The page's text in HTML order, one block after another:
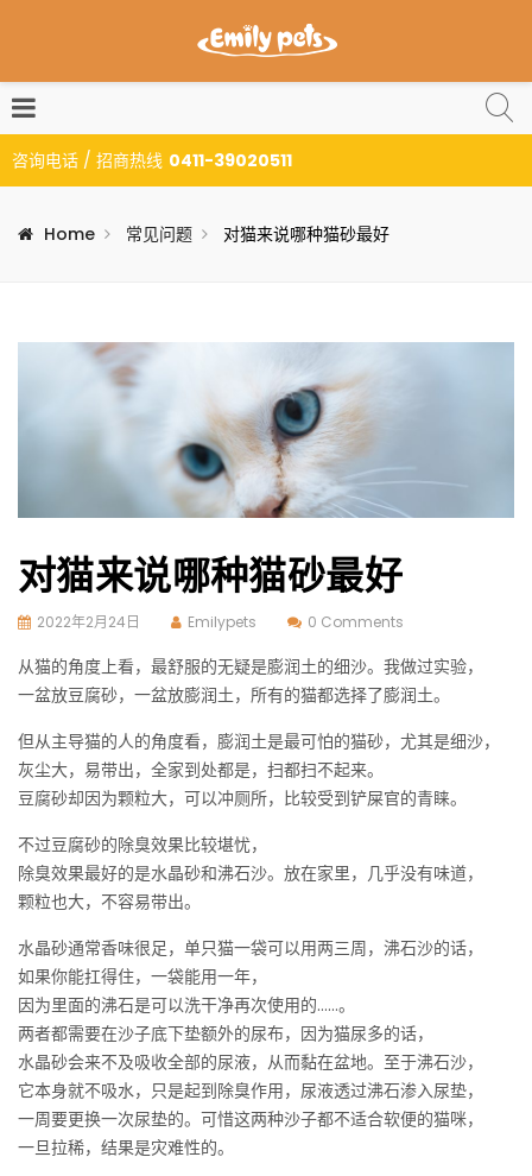
咨询电话 / 招商热线 0411-39020511
Home 常见问题 对猫来说哪种猫砂最好
对猫来说哪种猫砂最好
2022年2月24日 Emilypets 0 Comments
从猫的角度上看，最舒服的无疑是膨润土的细沙。我做过实验，
一盆放豆腐砂，一盆放膨润土，所有的猫都选择了膨润土。
但从主导猫的人的角度看，膨润土是最可怕的猫砂，尤其是细沙，
灰尘大，易带出，全家到处都是，扫都扫不起来。
豆腐砂却因为颗粒大，可以冲厕所，比较受到铲屎官的青睐。
不过豆腐砂的除臭效果比较堪忧，
除臭效果最好的是水晶砂和沸石沙。放在家里，几乎没有味道，
颗粒也大，不容易带出。
水晶砂通常香味很足，单只猫一袋可以用两三周，沸石沙的话，
如果你能扛得住，一袋能用一年，
因为里面的沸石是可以洗干净再次使用的……。
两者都需要在沙子底下垫额外的尿布，因为猫尿多的话，
水晶砂会来不及吸收全部的尿液，从而黏在盆地。至于沸石沙，
它本身就不吸水，只是起到除臭作用，尿液透过沸石渗入尿垫，
一周要更换一次尿垫的。可惜这两种沙子都不适合软便的猫咪，
一旦拉稀，结果是灾难性的。